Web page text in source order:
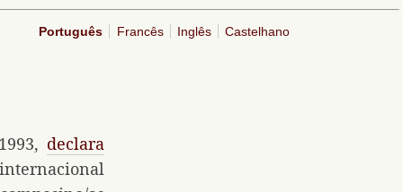
Português Francês Inglês Castelhano
declara